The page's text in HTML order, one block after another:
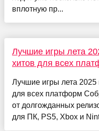
вплотную пр...
Лучшие игры лета
хитов для всех
Лучшие игры лета 2025
для всех платформ
от долгожданных
для ПК, PS5, Xbox и